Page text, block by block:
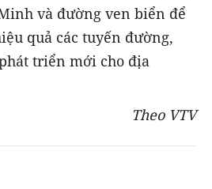
và đường ven biển để
quả các tuyến đường,
triển mới cho địa
Theo VTV